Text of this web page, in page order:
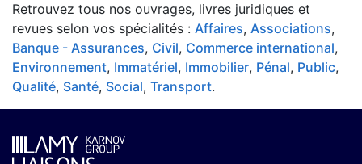
Retrouvez tous nos ouvrages, livres juridiques et
revues selon vos spécialités : Affaires, Associations,
Banque - Assurances, Civil, Commerce international,
Environnement, Immatériel, Immobilier, Pénal, Public,
Qualité, Santé, Social, Transport.